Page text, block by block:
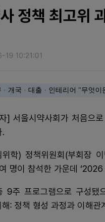
정책 최고위
19 10:21:01
· 개국 · 대출 · 인테리어 "무엇
] 서울시약사회가 처음으
.
학) 정책위원회(부회장
명이 참석한 가운데
9주 프로그램으로 구성
: 정책 형성 과정과 이해